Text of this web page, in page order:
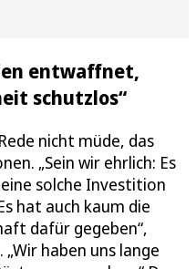
entwaffnet,
schutzlos“
nicht müde, das
„Sein wir ehrlich: Es
solche Investition
hat auch kaum die
dafür gegeben“,
haben uns lange